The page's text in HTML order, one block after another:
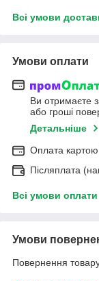
Всі умови
Умови оплати
Ви отримаєте
або гроші
Детальніше
Оплата
Післяплата
Всі умови оплати
Умови
Повернення